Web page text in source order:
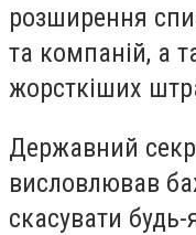
розширення
та компаній, а
жорсткіших
Державний
висловлював
скасувати